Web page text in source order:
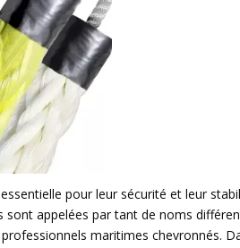
pour leur sécurité et leur
appelées par tant de noms
maritimes chevronnés.